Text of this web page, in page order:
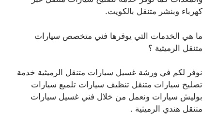
كهرباء وبنشر متنقل بالكويت.
ما هي الخدمات التي يوفرها فني متخصص سيارات
متنقل الرميثية ؟
نوفر لكم في ورشة غسيل سيارات متنقل الرميثية خدمة
تصليح سيارات متنقل تنظيف سيارات تلميع سيارات
بوليش سيارات ونعمل من خلال فني غسيل سيارات
متنقل هندي الرميثية .